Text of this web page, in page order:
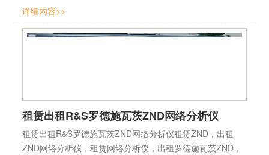
详细内容>>
租赁出租R&S罗德施瓦茨ZND网络分析仪
租赁出租R&S罗德施瓦茨ZND网络分析仪租赁ZND，出租
ZND网络分析仪，租赁网络分析仪，出租罗德施瓦茨ZND，